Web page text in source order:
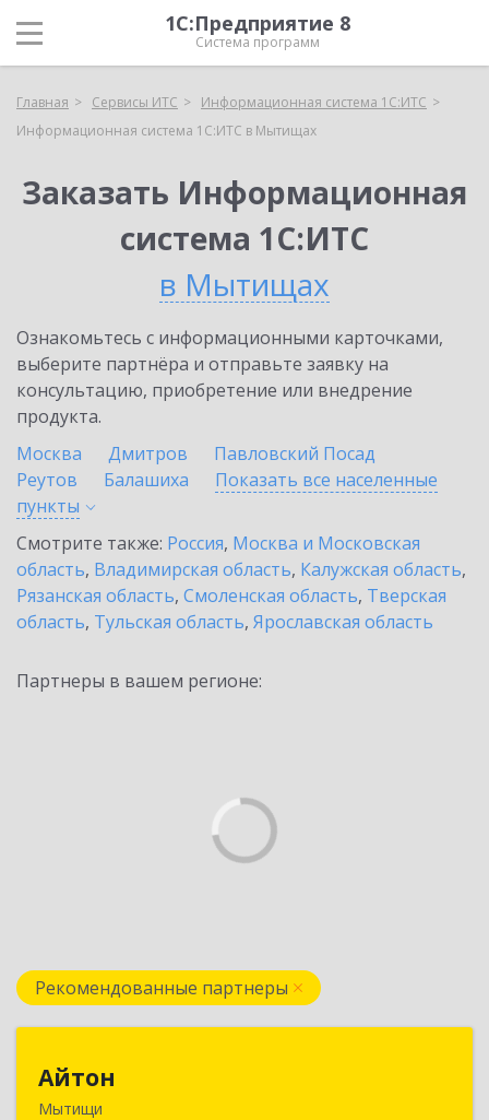
1С:Предприятие 8
Система программ
Главная Сервисы ИТС
Информационная система 1С:ИТС
Информационная система 1С:ИТС в Мытищах
Заказать Информационная
система 1С:ИТС
в Мытищах
Ознакомьтесь с информационными карточками,
выберите партнёра и отправьте заявку на
консультацию, приобретение или внедрение
продукта.
Москва
Дмитров
Павловский Посад
Реутов
Балашиха
Показать все населенные
пункты
Смотрите также: Россия, Москва и Московская
область, Владимирская область, Калужская область,
Рязанская область, Смоленская область, Тверская
область, Тульская область, Ярославская область
Партнеры в вашем регионе:
Рекомендованные партнеры
Айтон
Мытищи